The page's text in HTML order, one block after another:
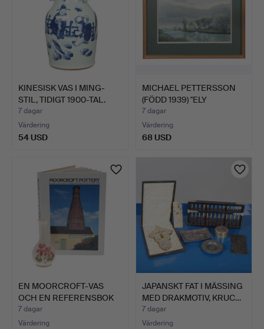
KINESISK VAS I MING-
STIL, TIDIGT 1900-TAL.
7 dagar
Värdering
54 USD
MICHAEL PETTERSSON
(FÖDD 1939) "ELY
CATHED…
7 dagar
Värdering
68 USD
EN MOORCROFT-VAS
OCH EN REFERENSBOK
OM MOO…
7 dagar
Värdering
JAPANSKT FAT I MÄSSING
MED DRAKMOTIV, KRUC…
7 dagar
Värdering